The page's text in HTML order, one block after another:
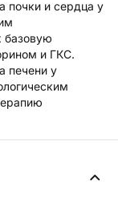
почки и сердца у
базовую
и ГКС.
печени у